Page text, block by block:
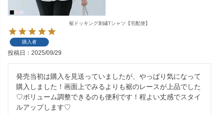
裾ドッキング刺繍Tシャツ【宅配便】
購入者
投稿日 2025/09/29
発売当初は購入を見送っていましたが、やっぱり気になって
購入しました！画面上でみるよりも裾のレースが上品でした
♡ボリューム調整できるのも便利です！程よい丈感でスタイ
ルアップします♡